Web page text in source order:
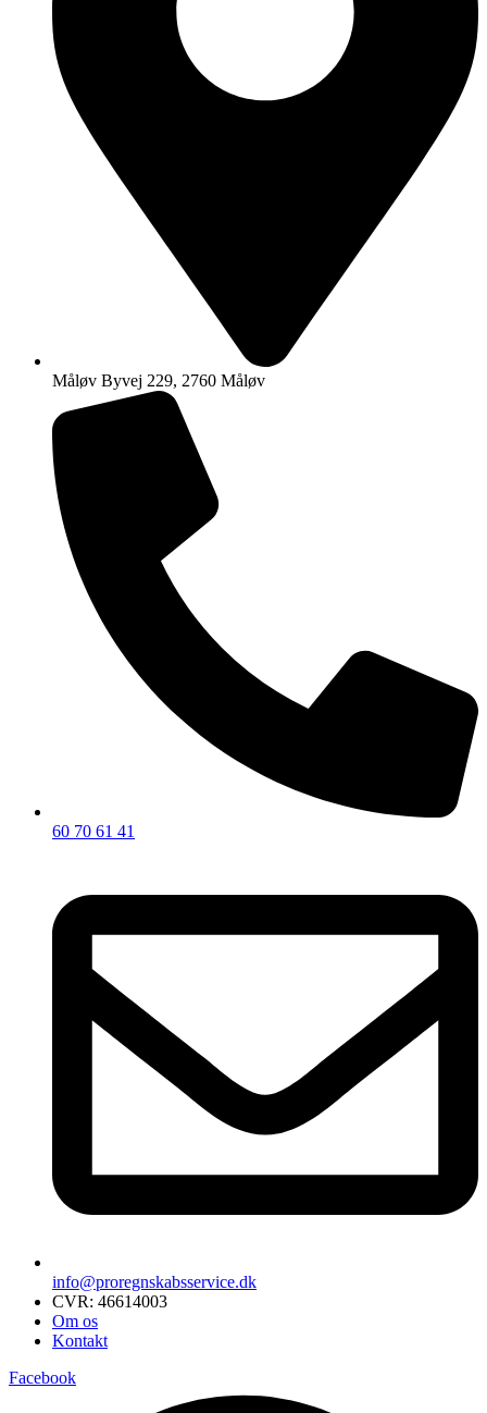
Måløv Byvej 229, 2760 Måløv
60 70 61 41
info@proregnskabsservice.dk
CVR: 46614003
Om os
Kontakt
Facebook